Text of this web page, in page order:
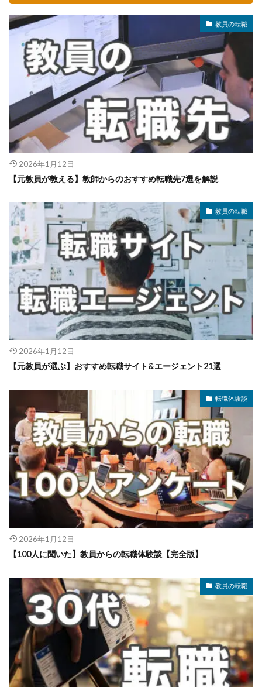
教員の転職
2026年1月12日
【元教員が教える】教師からのおすすめ転職先7選を解説
教員の転職
2026年1月12日
【元教員が選ぶ】おすすめ転職サイト&エージェント21選
転職体験談
2026年1月12日
【100人に聞いた】教員からの転職体験談【完全版】
教員の転職